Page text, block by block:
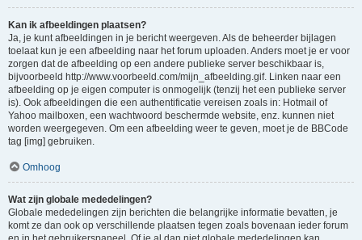
Kan ik afbeeldingen plaatsen?
Ja, je kunt afbeeldingen in je bericht weergeven. Als de beheerder bijlagen
toelaat kun je een afbeelding naar het forum uploaden. Anders moet je er voor
zorgen dat de afbeelding op een andere publieke server beschikbaar is,
bijvoorbeeld http://www.voorbeeld.com/mijn_afbeelding.gif. Linken naar een
afbeelding op je eigen computer is onmogelijk (tenzij het een publieke server
is). Ook afbeeldingen die een authentificatie vereisen zoals in: Hotmail of
Yahoo mailboxen, een wachtwoord beschermde website, enz. kunnen niet
worden weergegeven. Om een afbeelding weer te geven, moet je de BBCode
tag [img] gebruiken.
Omhoog
Wat zijn globale mededelingen?
Globale mededelingen zijn berichten die belangrijke informatie bevatten, je
komt ze dan ook op verschillende plaatsen tegen zoals bovenaan ieder forum